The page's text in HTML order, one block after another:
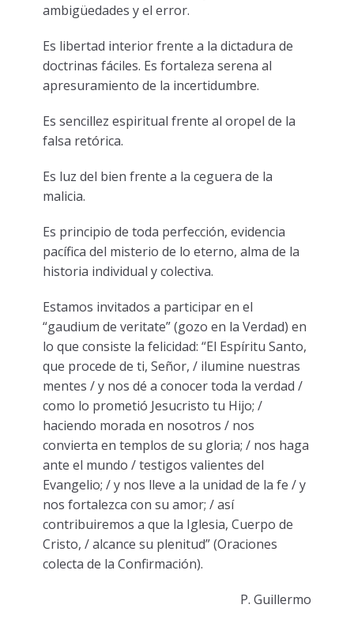
ambigüedades y el error.
Es libertad interior frente a la dictadura de
doctrinas fáciles. Es fortaleza serena al
apresuramiento de la incertidumbre.
Es sencillez espiritual frente al oropel de la
falsa retórica.
Es luz del bien frente a la ceguera de la
malicia.
Es principio de toda perfección, evidencia
pacífica del misterio de lo eterno, alma de la
historia individual y colectiva.
Estamos invitados a participar en el
“gaudium de veritate” (gozo en la Verdad) en
lo que consiste la felicidad: “El Espíritu Santo,
que procede de ti, Señor, / ilumine nuestras
mentes / y nos dé a conocer toda la verdad /
como lo prometió Jesucristo tu Hijo; /
haciendo morada en nosotros / nos
convierta en templos de su gloria; / nos haga
ante el mundo / testigos valientes del
Evangelio; / y nos lleve a la unidad de la fe / y
nos fortalezca con su amor; / así
contribuiremos a que la Iglesia, Cuerpo de
Cristo, / alcance su plenitud” (Oraciones
colecta de la Confirmación).
P. Guillermo